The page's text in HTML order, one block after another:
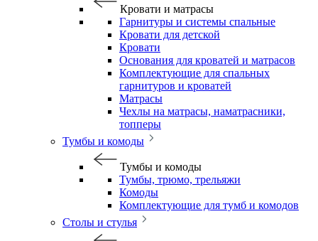
Кровати и матрасы
Гарнитуры и системы спальные
Кровати для детской
Кровати
Основания для кроватей и матрасов
Комплектующие для спальных
гарнитуров и кроватей
Матрасы
Чехлы на матрасы, наматрасники,
топперы
Тумбы и комоды
Тумбы и комоды
Тумбы, трюмо, трельяжи
Комоды
Комплектующие для тумб и комодов
Столы и стулья